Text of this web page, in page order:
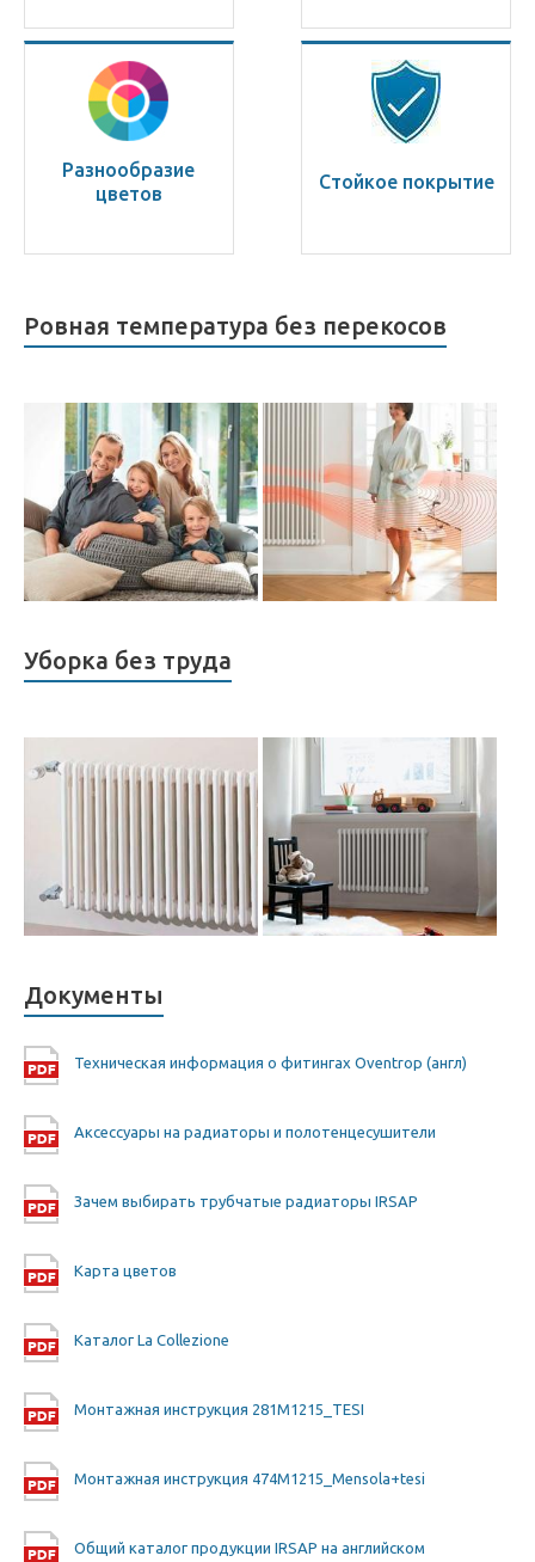
Разнообразие
цветов
Стойкое покрытие
Ровная температура без перекосов
Уборка без труда
Документы
Техническая информация о фитингах Oventrop (англ)
Аксессуары на радиаторы и полотенцесушители
Зачем выбирать трубчатые радиаторы IRSAP
Карта цветов
Каталог La Collezione
Монтажная инструкция 281M1215_TESI
Монтажная инструкция 474M1215_Mensola+tesi
Общий каталог продукции IRSAP на английском